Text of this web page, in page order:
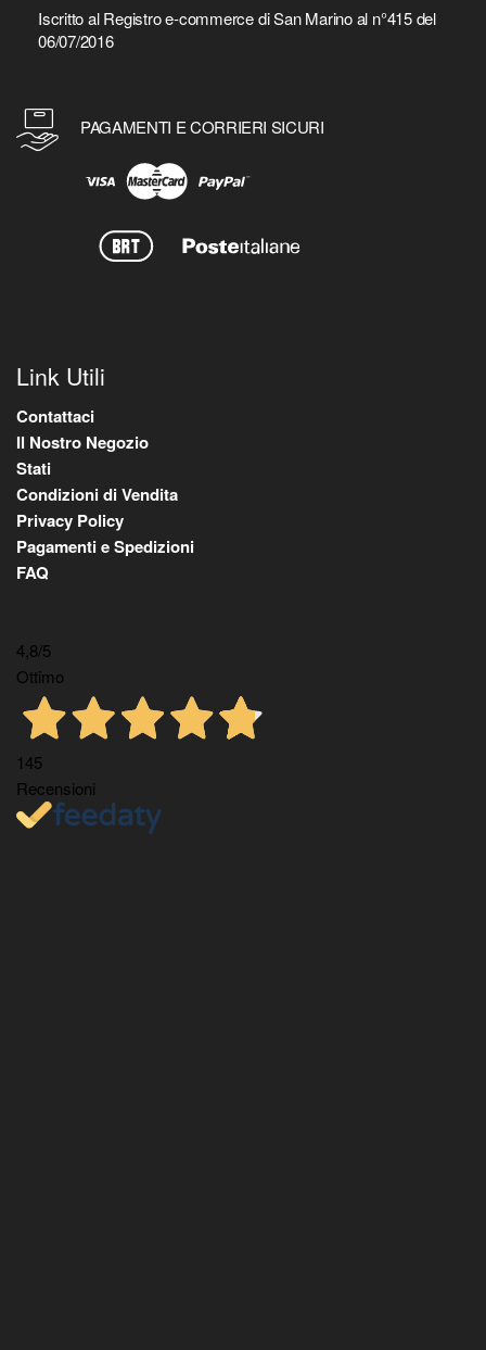
Iscritto al Registro e-commerce di San Marino al n°415 del
06/07/2016
PAGAMENTI E CORRIERI SICURI
Link Utili
Contattaci
Il Nostro Negozio
Stati
Condizioni di Vendita
Privacy Policy
Pagamenti e Spedizioni
FAQ
4,8/5
Ottimo
145
Recensioni